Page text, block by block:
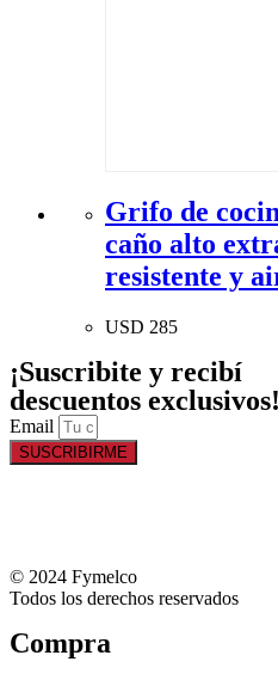
Grifo de
caño alto
resistente y
USD 285
¡Suscribite y recibí
descuentos exclusivos!
Email
SUSCRIBIRME
© 2024 Fymelco
Todos los derechos reservados
Compra